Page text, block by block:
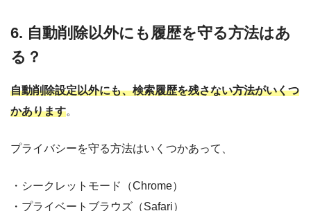
6. 自動削除以外にも履歴を守る方法はあ
る？
自動削除設定以外にも、検索履歴を残さない方法がいくつ
かあります。
プライバシーを守る方法はいくつかあって、
・シークレットモード（Chrome）
・プライベートブラウズ（Safari）